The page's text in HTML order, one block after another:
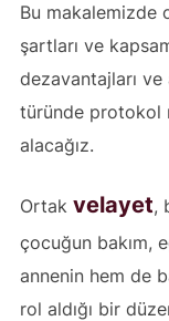
Bu makalemizde
şartları ve
dezavantajları
türünde protokol
alacağız.
Ortak velayet,
çocuğun bakım,
annenin hem de
rol aldığı bir